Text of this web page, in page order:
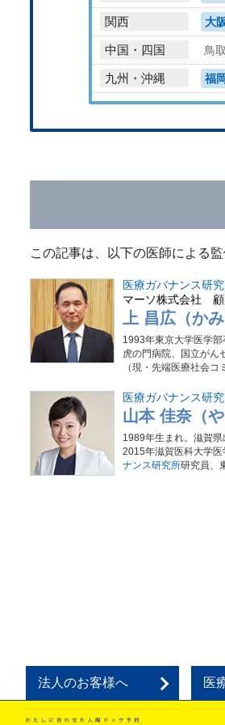
関西 大
中国・四国 鳥
九州・沖縄 福
この記事は、以下の医師による
医療ガバナンス研
マーソ株式会社 顧
上 昌広（かみ
1993年東京大学医学部
虎の門病院、国立がん
（現・先端医療社会
医療ガバナンス研
山本 佳奈（
1989年生まれ。滋賀県
2015年滋賀医科大学医
ナンス研究所研究員、
法人のお客様へ 医